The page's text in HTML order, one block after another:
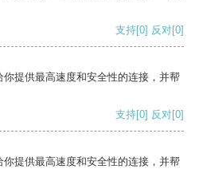
支持[0] 反对[0]
提供最高速度和安全性的连接，并帮
支持[0] 反对[0]
提供最高速度和安全性的连接，并帮